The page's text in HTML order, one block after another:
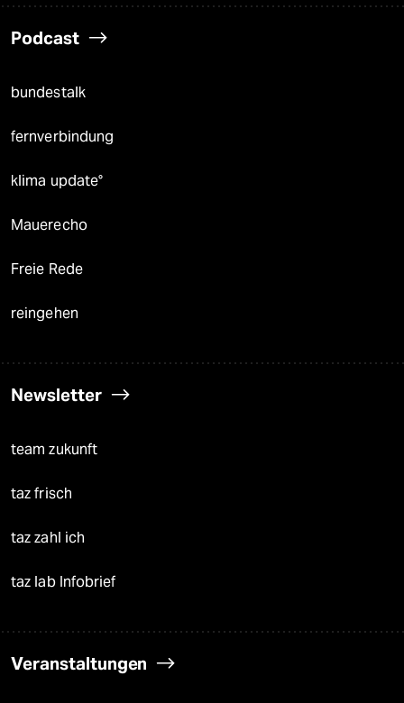
Podcast
bundestalk
fernverbindung
klima update°
Mauerecho
Freie Rede
reingehen
Newsletter
team zukunft
taz frisch
taz zahl ich
taz lab Infobrief
Veranstaltungen